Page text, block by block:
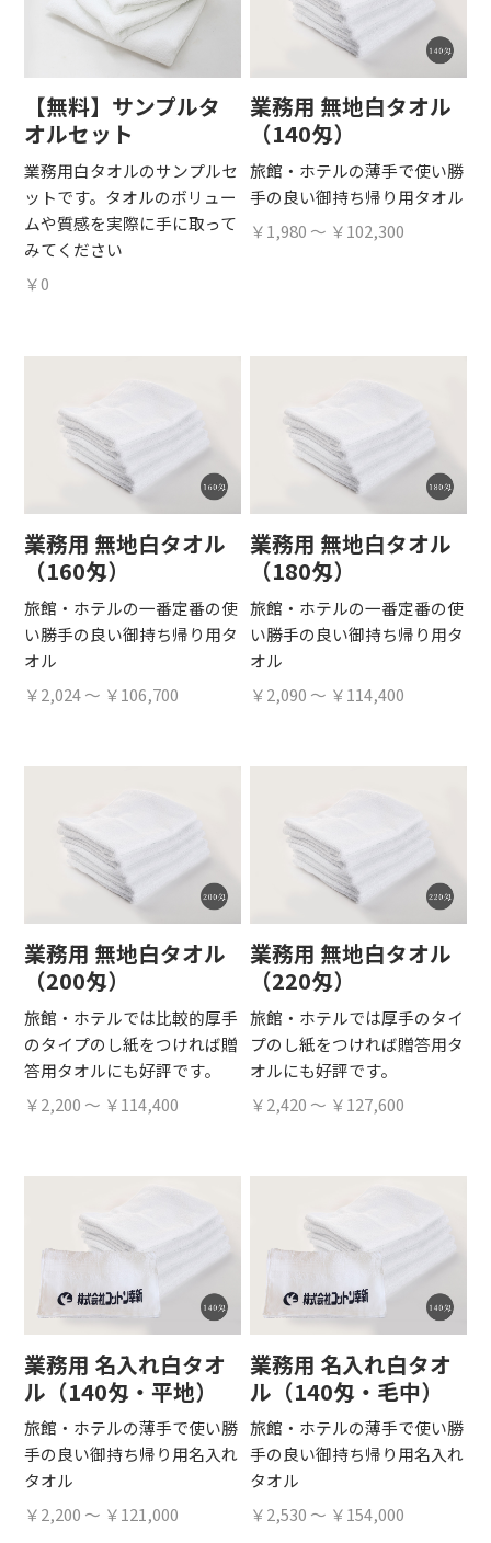
【無料】サンプルタ
オルセット
業務用白タオルのサンプルセ
ットです。タオルのボリュー
ムや質感を実際に手に取って
みてください
￥0
業務用 無地白タオル
（140匁）
旅館・ホテルの薄手で使い勝
手の良い御持ち帰り用タオル
￥1,980 ～ ￥102,300
業務用 無地白タオル
（160匁）
旅館・ホテルの一番定番の使
い勝手の良い御持ち帰り用タ
オル
￥2,024 ～ ￥106,700
業務用 無地白タオル
（180匁）
旅館・ホテルの一番定番の使
い勝手の良い御持ち帰り用タ
オル
￥2,090 ～ ￥114,400
業務用 無地白タオル
（200匁）
旅館・ホテルでは比較的厚手
のタイプのし紙をつければ贈
答用タオルにも好評です。
￥2,200 ～ ￥114,400
業務用 無地白タオル
（220匁）
旅館・ホテルでは厚手のタイ
プのし紙をつければ贈答用タ
オルにも好評です。
￥2,420 ～ ￥127,600
業務用 名入れ白タオ
ル（140匁・平地）
旅館・ホテルの薄手で使い勝
手の良い御持ち帰り用名入れ
タオル
￥2,200 ～ ￥121,000
業務用 名入れ白タオ
ル（140匁・毛中）
旅館・ホテルの薄手で使い勝
手の良い御持ち帰り用名入れ
タオル
￥2,530 ～ ￥154,000